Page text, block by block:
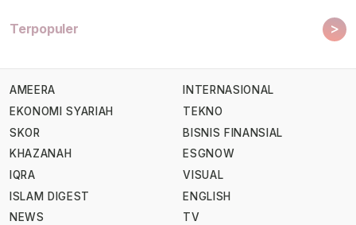
Terpopuler >
AMEERA
EKONOMI SYARIAH
SKOR
KHAZANAH
IQRA
ISLAM DIGEST
NEWS
INTERNASIONAL
TEKNO
BISNIS FINANSIAL
ESGNOW
VISUAL
ENGLISH
TV